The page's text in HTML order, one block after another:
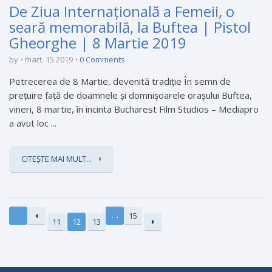
De Ziua Internaţională a Femeii, o
seară memorabilă, la Buftea | Pistol
Gheorghe | 8 Martie 2019
by mart. 15 2019 0 Comments
Petrecerea de 8 Martie, devenită tradiție În semn de
prețuire față de doamnele și domnișoarele orașului Buftea,
vineri, 8 martie, în incinta Bucharest Film Studios – Mediapro
a avut loc ...
CITEȘTE MAI MULT...
11 12 13
… 15